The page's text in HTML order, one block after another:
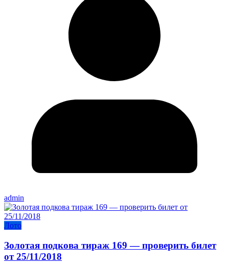
admin
Лото
Золотая подкова тираж 169 — проверить билет
от 25/11/2018